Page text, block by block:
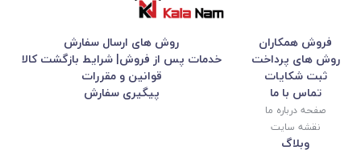
فروش همکاران
روش های ارسال سفارش
روش های پرداخت
خدمات پس از فروش| شرایط بازگشت کالا
ثبت شکایات
قوانین و مقررات
تماس با ما
صفحه درباره ما
نقشه سایت
پیگیری سفارش
وبلاگ